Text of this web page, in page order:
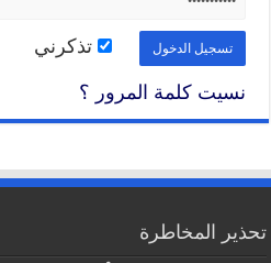
تذكرني
نسيت كلمة المرور ؟
تحذير المخاطرة